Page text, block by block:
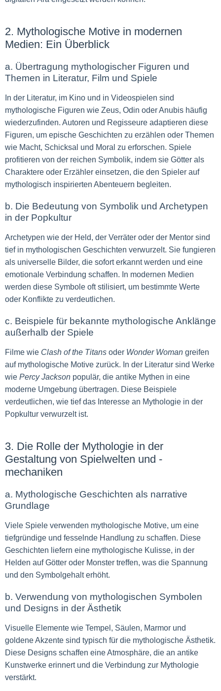
2. Mythologische Motive in modernen
Medien: Ein Überblick
a. Übertragung mythologischer Figuren und
Themen in Literatur, Film und Spiele
In der Literatur, im Kino und in Videospielen sind
mythologische Figuren wie Zeus, Odin oder Anubis häufig
wiederzufinden. Autoren und Regisseure adaptieren diese
Figuren, um epische Geschichten zu erzählen oder Themen
wie Macht, Schicksal und Moral zu erforschen. Spiele
profitieren von der reichen Symbolik, indem sie Götter als
Charaktere oder Erzähler einsetzen, die den Spieler auf
mythologisch inspirierten Abenteuern begleiten.
b. Die Bedeutung von Symbolik und Archetypen
in der Popkultur
Archetypen wie der Held, der Verräter oder der Mentor sind
tief in mythologischen Geschichten verwurzelt. Sie fungieren
als universelle Bilder, die sofort erkannt werden und eine
emotionale Verbindung schaffen. In modernen Medien
werden diese Symbole oft stilisiert, um bestimmte Werte
oder Konflikte zu verdeutlichen.
c. Beispiele für bekannte mythologische Anklänge
außerhalb der Spiele
Filme wie Clash of the Titans oder Wonder Woman greifen
auf mythologische Motive zurück. In der Literatur sind Werke
wie Percy Jackson populär, die antike Mythen in eine
moderne Umgebung übertragen. Diese Beispiele
verdeutlichen, wie tief das Interesse an Mythologie in der
Popkultur verwurzelt ist.
3. Die Rolle der Mythologie in der
Gestaltung von Spielwelten und -
mechaniken
a. Mythologische Geschichten als narrative
Grundlage
Viele Spiele verwenden mythologische Motive, um eine
tiefgründige und fesselnde Handlung zu schaffen. Diese
Geschichten liefern eine mythologische Kulisse, in der
Helden auf Götter oder Monster treffen, was die Spannung
und den Symbolgehalt erhöht.
b. Verwendung von mythologischen Symbolen
und Designs in der Ästhetik
Visuelle Elemente wie Tempel, Säulen, Marmor und
goldene Akzente sind typisch für die mythologische Ästhetik.
Diese Designs schaffen eine Atmosphäre, die an antike
Kunstwerke erinnert und die Verbindung zur Mythologie
verstärkt.